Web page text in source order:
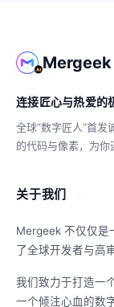
Mergeek
连接匠心与热爱的
全球“数字匠人”首
的代码与像素，为你
关于我们
Mergeek 不仅仅是
了全球开发者与高
我们致力于打造一
一个倾注心血的数